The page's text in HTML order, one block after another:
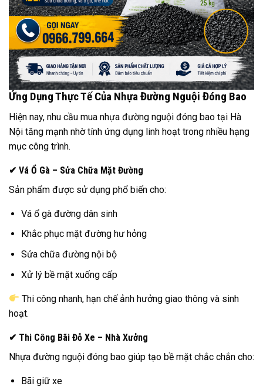
Ứng Dụng Thực Tế Của Nhựa Đường Nguội Đóng Bao
Hiện nay, nhu cầu mua nhựa đường nguội đóng bao tại Hà
Nội tăng mạnh nhờ tính ứng dụng linh hoạt trong nhiều hạng
mục công trình.
✔ Vá Ổ Gà – Sửa Chữa Mặt Đường
Sản phẩm được sử dụng phổ biến cho:
Vá ổ gà đường dân sinh
Khắc phục mặt đường hư hỏng
Sửa chữa đường nội bộ
Xử lý bề mặt xuống cấp
Thi công nhanh, hạn chế ảnh hưởng giao thông và sinh
hoạt.
✔ Thi Công Bãi Đỗ Xe – Nhà Xưởng
Nhựa đường nguội đóng bao giúp tạo bề mặt chắc chắn cho:
Bãi giữ xe